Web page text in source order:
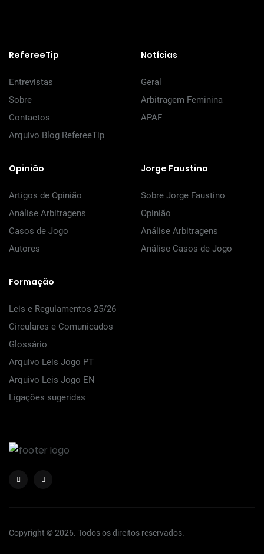
RefereeTip
Entrevistas
Sobre
Contactos
Arquivo Blog RefereeTip
Notícias
Geral
Arbitragem Feminina
APAF
Opinião
Artigos de Opinião
Análise Arbitragens
Casos de Jogo
Autores
Jorge Faustino
Sobre Jorge Faustino
Opinião
Análise Arbitragens
Análise Casos de Jogo
Formação
Leis e Regulamentos 25/26
Circulares e Comunicados
Glossário
Arquivo Leis Jogo PT
Arquivo Leis Jogo EN
Ligações sugeridas
Copyright © 2026. Todos os direitos reservados.